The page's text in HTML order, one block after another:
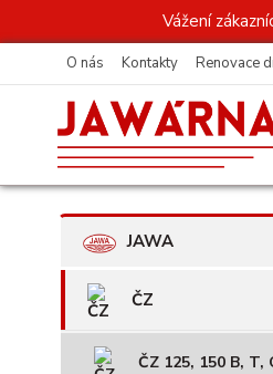
Vážení
O nás Kontakty Renovace
JAWA
ČZ
ČZ 125, 150 B, T,